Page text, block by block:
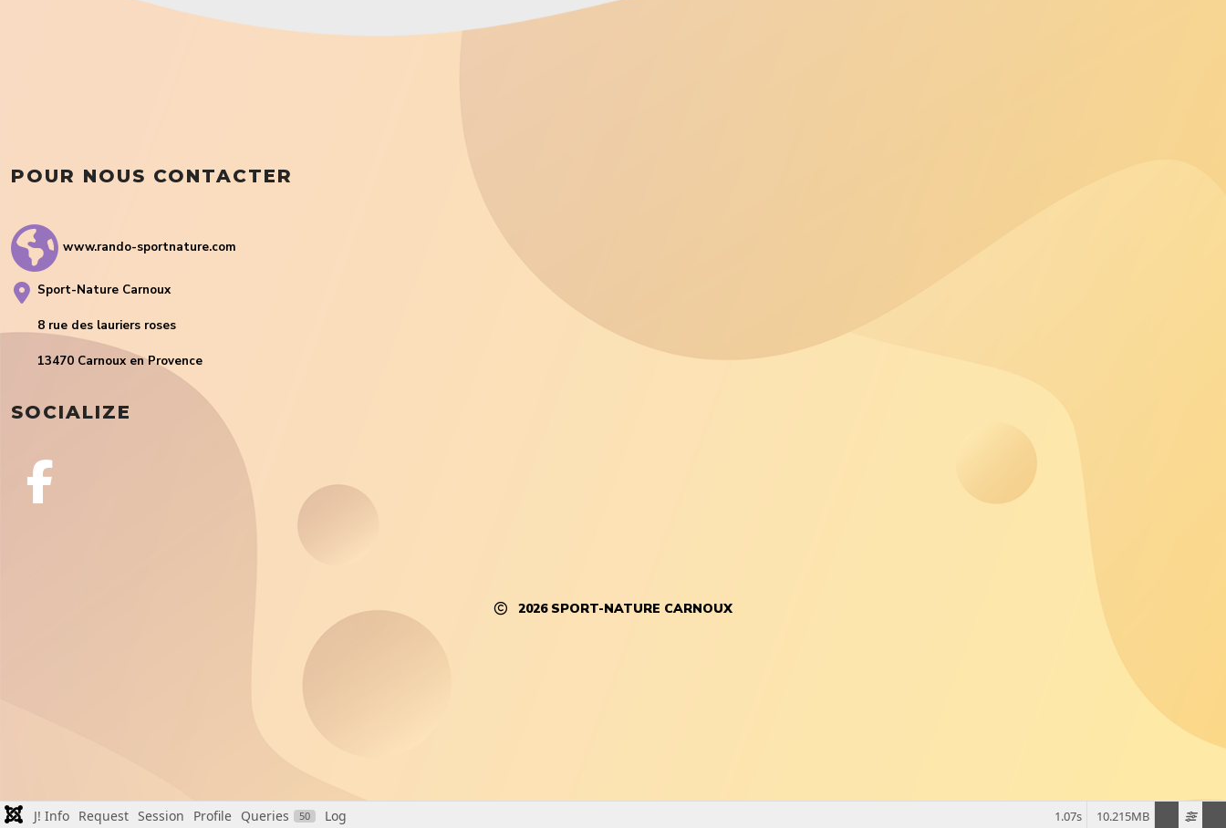
POUR NOUS CONTACTER
www.rando-sportnature.com
Sport-Nature Carnoux
8 rue des lauriers roses
13470 Carnoux en Provence
SOCIALIZE
2026 SPORT-NATURE CARNOUX
J! Info Request Session Profile Queries 50 Log 10.215MB
1.07s